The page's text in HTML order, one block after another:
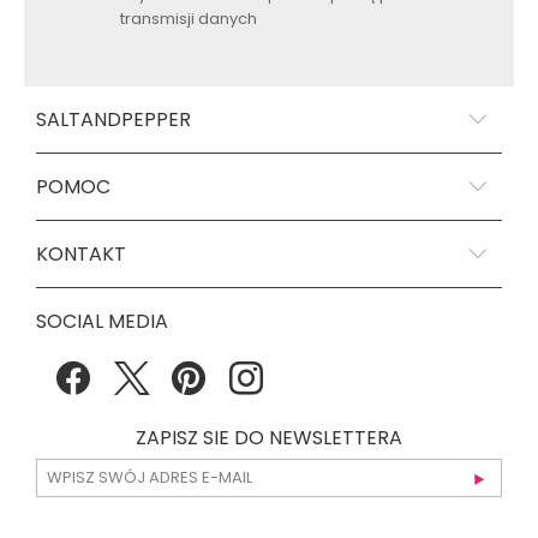
transmisji danych
SALTANDPEPPER
POMOC
KONTAKT
SOCIAL MEDIA
ZAPISZ SIE DO NEWSLETTERA